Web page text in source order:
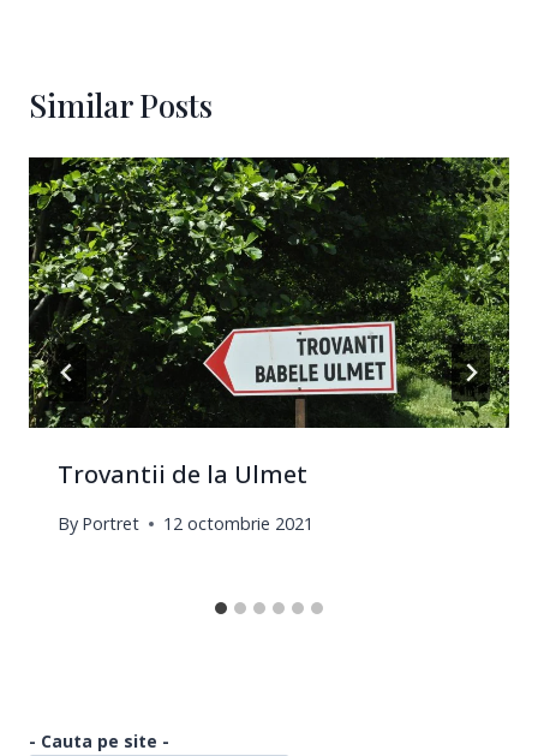
Similar Posts
Trovantii de la Ulmet
By Portret 12 octombrie 2021
- Cauta pe site -